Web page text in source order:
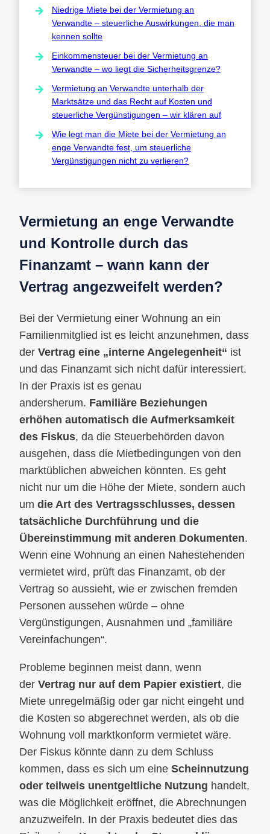
Niedrige Miete bei der Vermietung an
Verwandte – steuerliche Auswirkungen, die man
kennen sollte
Einkommensteuer bei der Vermietung an
Verwandte – wo liegt die Sicherheitsgrenze?
Vermietung an Verwandte unterhalb der
Marktsätze und das Recht auf Kosten und
steuerliche Vergünstigungen – wir klären auf
Wie legt man die Miete bei der Vermietung an
enge Verwandte fest, um steuerliche
Vergünstigungen nicht zu verlieren?
Vermietung an enge Verwandte
und Kontrolle durch das
Finanzamt – wann kann der
Vertrag angezweifelt werden?
Bei der Vermietung einer Wohnung an ein
Familienmitglied ist es leicht anzunehmen, dass
der Vertrag eine „interne Angelegenheit“ ist
und das Finanzamt sich nicht dafür interessiert.
In der Praxis ist es genau
andersherum. Familiäre Beziehungen
erhöhen automatisch die Aufmerksamkeit
des Fiskus, da die Steuerbehörden davon
ausgehen, dass die Mietbedingungen von den
marktüblichen abweichen könnten. Es geht
nicht nur um die Höhe der Miete, sondern auch
um die Art des Vertragsschlusses, dessen
tatsächliche Durchführung und die
Übereinstimmung mit anderen Dokumenten.
Wenn eine Wohnung an einen Nahestehenden
vermietet wird, prüft das Finanzamt, ob der
Vertrag so aussieht, wie er zwischen fremden
Personen aussehen würde – ohne
Vergünstigungen, Ausnahmen und „familiäre
Vereinfachungen“.
Probleme beginnen meist dann, wenn
der Vertrag nur auf dem Papier existiert, die
Miete unregelmäßig oder gar nicht eingeht und
die Kosten so abgerechnet werden, als ob die
Wohnung voll marktkonform vermietet wäre.
Der Fiskus könnte dann zu dem Schluss
kommen, dass es sich um eine Scheinnutzung
oder teilweis unentgeltliche Nutzung handelt,
was die Möglichkeit eröffnet, die Abrechnungen
anzuzweifeln. In der Praxis bedeutet dies das